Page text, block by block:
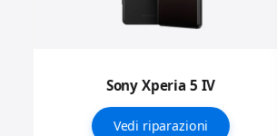
Sony Xperia 5 IV
Vedi riparazioni